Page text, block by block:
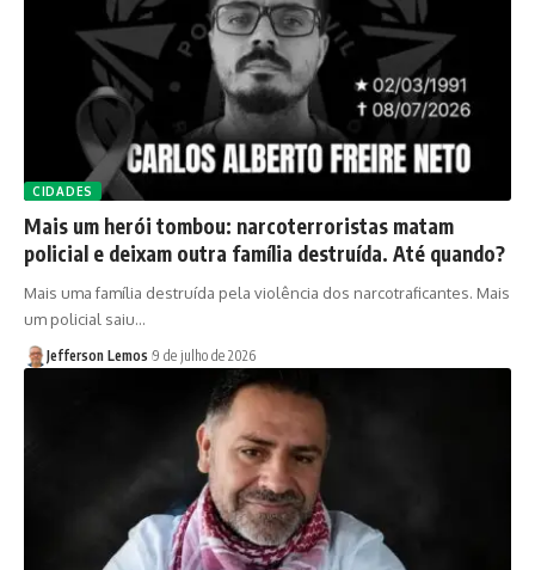
CIDADES
Mais um herói tombou: narcoterroristas matam
policial e deixam outra família destruída. Até quando?
Mais uma família destruída pela violência dos narcotraficantes. Mais
um policial saiu…
Jefferson Lemos 9 de julho de 2026